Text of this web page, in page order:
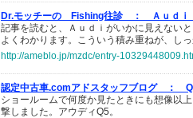
Dr.モッチーの Fishing往診 ：
Ａｕｄ
記事を読むと、Ａｕｄｉがいかに見えない
よくわかります。こういう積み重ねが、し
http://ameblo.jp/mzdc/entry-
認定中古車.comアドスタッフブログ ：
ショールームで何度か見たときにも想像以
撃しました。アウディQ5。